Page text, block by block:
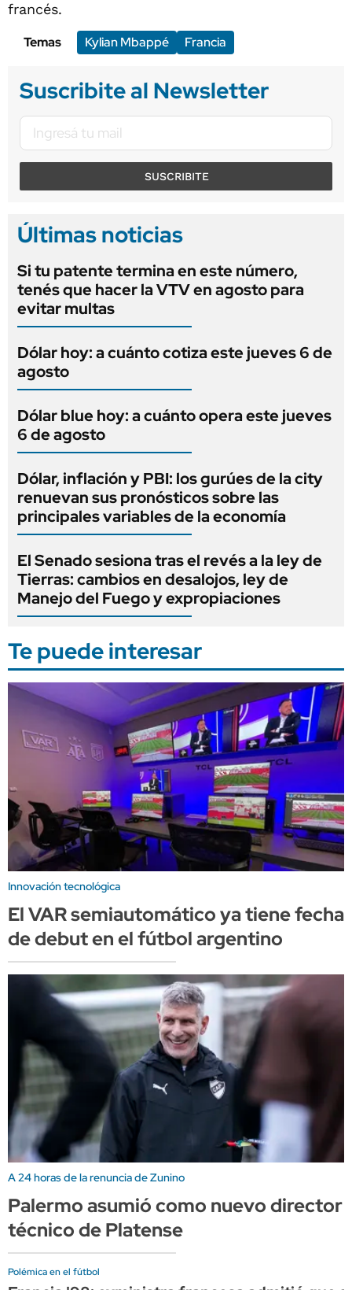
francés.
Temas
Kylian Mbappé Francia
Suscribite al Newsletter
SUSCRIBITE
Últimas noticias
Si tu patente termina en este número,
tenés que hacer la VTV en agosto para
evitar multas
Dólar hoy: a cuánto cotiza este jueves 6 de
agosto
Dólar blue hoy: a cuánto opera este jueves
6 de agosto
Dólar, inflación y PBI: los gurúes de la city
renuevan sus pronósticos sobre las
principales variables de la economía
El Senado sesiona tras el revés a la ley de
Tierras: cambios en desalojos, ley de
Manejo del Fuego y expropiaciones
Te puede interesar
Innovación tecnológica
El VAR semiautomático ya tiene fecha
de debut en el fútbol argentino
A 24 horas de la renuncia de Zunino
Palermo asumió como nuevo director
técnico de Platense
Polémica en el fútbol